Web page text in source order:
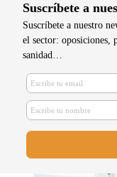
Máster
salida:
Suscríbete a
Suscríbete a nuestro
el sector: oposiciones,
sanidad…